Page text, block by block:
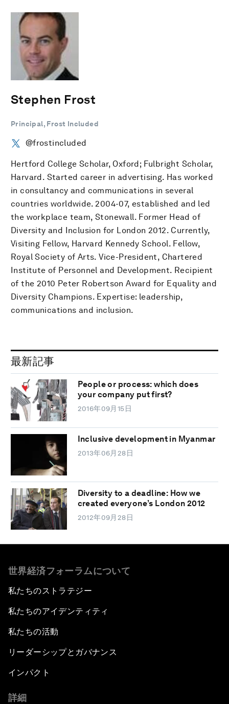
Stephen Frost
Principal, Frost Included
@frostincluded
Hertford College Scholar, Oxford; Fulbright Scholar,
Harvard. Started career in advertising. Has worked
in consultancy and communications in several
countries worldwide. 2004-07, established and led
the workplace team, Stonewall. Former Head of
Diversity and Inclusion for London 2012. Currently,
Visiting Fellow, Harvard Kennedy School. Fellow,
Royal Society of Arts. Vice-President, Chartered
Institute of Personnel and Development. Recipient
of the 2010 Peter Robertson Award for Equality and
Diversity Champions. Expertise: leadership,
communications and inclusion.
最新記事
People or process: which does
your company put first?
2016年09月15日
Inclusive development in Myanmar
2013年06月28日
Diversity to a deadline: How we
created everyone’s London 2012
2012年09月28日
世界経済フォーラムについて
私たちのストラテジー
私たちのアイデンティティ
私たちの活動
リーダーシップとガバナンス
インパクト
詳細